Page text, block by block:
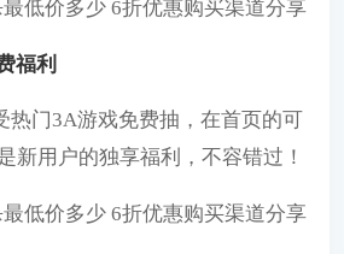
福利
热门3A游戏免费抽，在首页的可
新用户的独享福利，不容错过！